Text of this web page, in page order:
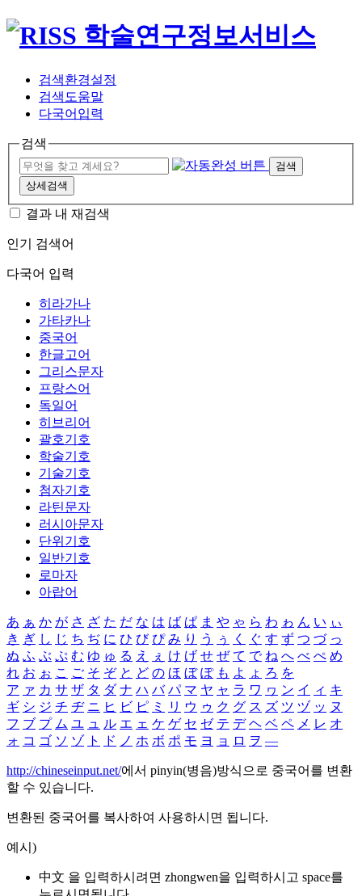
검색환경설정
검색도움말
다국어입력
검색
검색
상세검색
결과 내 재검색
인기 검색어
다국어 입력
히라가나
가타카나
중국어
한글고어
그리스문자
프랑스어
독일어
히브리어
괄호기호
학술기호
기술기호
첨자기호
라틴문자
러시아문자
단위기호
일반기호
로마자
아랍어
あ ぁ か が さ ざ た だ な は ば ぱ ま や ゃ ら わ ゎ ん い ぃ
き ぎ し じ ち ぢ に ひ び ぴ み り う ぅ く ぐ す ず つ づ っ
ぬ ふ ぶ ぷ む ゆ ゅ る え ぇ け げ せ ぜ て で ね へ べ ぺ め
れ お ぉ こ ご そ ぞ と ど の ほ ぼ ぽ も よ ょ ろ を
ア ァ カ サ ザ タ ダ ナ ハ バ パ マ ヤ ャ ラ ワ ヮ ン イ ィ キ
ギ シ ジ チ ヂ ニ ヒ ビ ピ ミ リ ウ ゥ ク グ ス ズ ツ ヅ ッ ヌ
フ ブ プ ム ユ ュ ル エ ェ ケ ゲ セ ゼ テ デ ヘ ベ ペ メ レ オ
ォ コ ゴ ソ ゾ ト ド ノ ホ ボ ポ モ ヨ ョ ロ ヲ ―
http://chineseinput.net/에서 pinyin(병음)방식으로 중국어를 변환
할 수 있습니다.
변환된 중국어를 복사하여 사용하시면 됩니다.
예시)
中文 을 입력하시려면 zhongwen을 입력하시고 space를